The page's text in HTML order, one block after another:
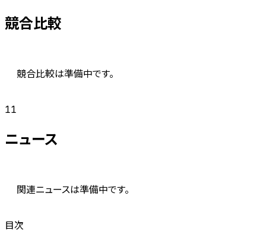
競合比較
競合比較は準備中です。
11
ニュース
関連ニュースは準備中です。
目次